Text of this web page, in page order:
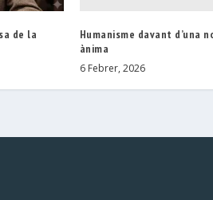
de la
Humanisme davant d’una
ànima
6 Febrer, 2026